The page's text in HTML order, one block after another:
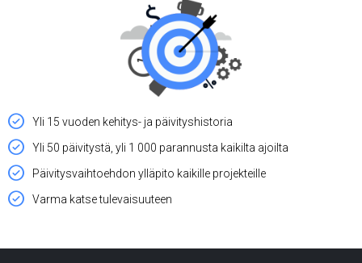
Yli 15 vuoden kehitys- ja päivityshistoria
Yli 50 päivitystä, yli 1 000 parannusta kaikilta ajoilta
Päivitysvaihtoehdon ylläpito kaikille projekteille
Varma katse tulevaisuuteen